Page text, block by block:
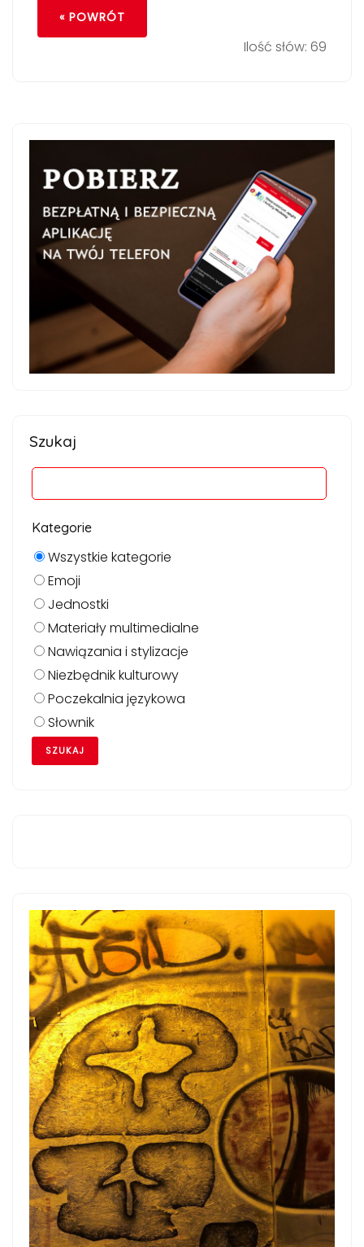
« POWRÓT
Ilość słów: 69
Szukaj
Kategorie
Wszystkie kategorie
Emoji
Jednostki
Materiały multimedialne
Nawiązania i stylizacje
Niezbędnik kulturowy
Poczekalnia językowa
Słownik